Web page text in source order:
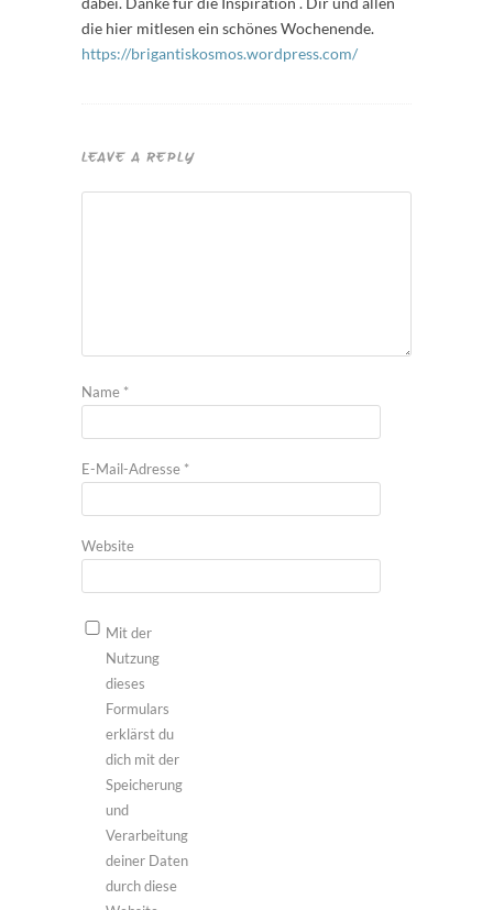
die hier mitlesen ein schönes Wochenende.
https://brigantiskosmos.wordpress.com/
LEAVE A REPLY
Name *
E-Mail-Adresse *
Website
Mit der
Nutzung
dieses
Formulars
erklärst du
dich mit der
Speicherung
und
Verarbeitung
deiner Daten
durch diese